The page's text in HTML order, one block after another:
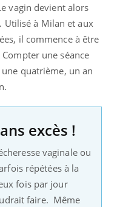
vagin devient alors
Utilisé à Milan et aux
il commence à être
une séance
quatrième, un an
excès !
vaginale ou
répétées à la
fois par jour
faire. Même